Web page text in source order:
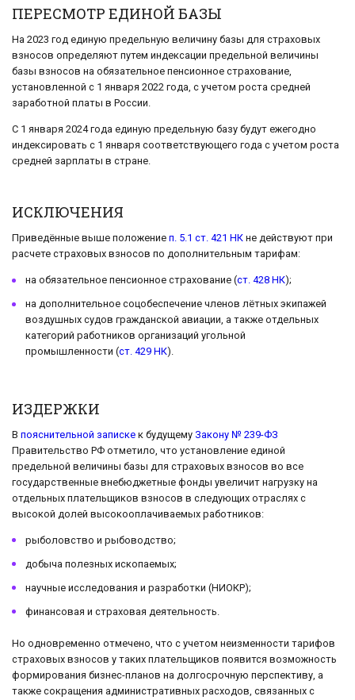
ПЕРЕСМОТР ЕДИНОЙ БАЗЫ
На 2023 год единую предельную величину базы для страховых
взносов определяют путем индексации предельной величины
базы взносов на обязательное пенсионное страхование,
установленной с 1 января 2022 года, с учетом роста средней
заработной платы в России.
С 1 января 2024 года единую предельную базу будут ежегодно
индексировать с 1 января соответствующего года с учетом роста
средней зарплаты в стране.
ИСКЛЮЧЕНИЯ
Приведённые выше положение п. 5.1 ст. 421 НК не действуют при
расчете страховых взносов по дополнительным тарифам:
на обязательное пенсионное страхование (ст. 428 НК);
на дополнительное соцобеспечение членов лётных экипажей
воздушных судов гражданской авиации, а также отдельных
категорий работников организаций угольной
промышленности (ст. 429 НК).
ИЗДЕРЖКИ
В пояснительной записке к будущему Закону № 239-ФЗ
Правительство РФ отметило, что установление единой
предельной величины базы для страховых взносов во все
государственные внебюджетные фонды увеличит нагрузку на
отдельных плательщиков взносов в следующих отраслях с
высокой долей высокооплачиваемых работников:
рыболовство и рыбоводство;
добыча полезных ископаемых;
научные исследования и разработки (НИОКР);
финансовая и страховая деятельность.
Но одновременно отмечено, что с учетом неизменности тарифов
страховых взносов у таких плательщиков появится возможность
формирования бизнес-планов на долгосрочную перспективу, а
также сокращения административных расходов, связанных с